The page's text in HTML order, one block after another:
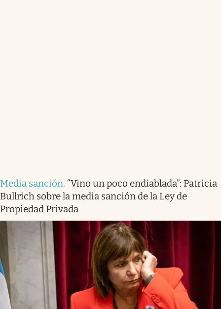
Media sanción. “Vino un poco endiablada”: Patricia
Bullrich sobre la media sanción de la Ley de
Propiedad Privada